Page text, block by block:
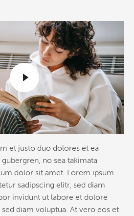
et justo duo dolores et ea
no sea takimata
dolor sit amet. Lorem ipsum
sadipscing elitr, sed diam
invidunt ut labore et dolore
diam voluptua. At vero eos et